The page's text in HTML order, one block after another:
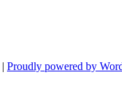
| Proudly powered by